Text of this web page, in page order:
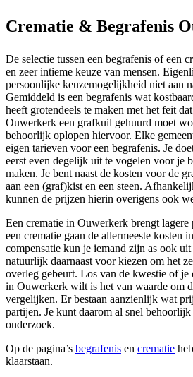
Crematie & Begrafenis
De selectie tussen een begrafenis of een
en zeer intieme keuze van mensen.
persoonlijke keuzemogelijkheid niet aan
Gemiddeld is een begrafenis wat
heeft grotendeels te maken met het feit
Ouwerkerk een grafkuil gehuurd moet
behoorlijk oplopen hiervoor. Elke
eigen tarieven voor een begrafenis. Je
eerst even degelijk uit te vogelen voor je
maken. Je bent naast de kosten voor de
aan een (graf)kist en een steen.
kunnen de prijzen hierin overigens ook
Een crematie in Ouwerkerk brengt
een crematie gaan de allermeeste kosten
compensatie kun je iemand zijn as ook
natuurlijk daarnaast voor kiezen om het
overleg gebeurt. Los van de kwestie of je
in Ouwerkerk wilt is het van waarde om
vergelijken. Er bestaan aanzienlijk wat
partijen. Je kunt daarom al snel
onderzoek.
Op de pagina’s begrafenis en crematie
klaarstaan.